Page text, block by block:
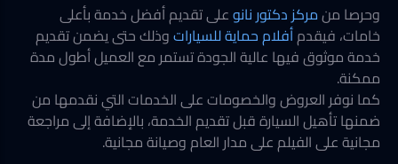
وحرصا منمركز دكتور نانوعلى تقديم أفضل خدمة بأعلى
خامات، فيقدمأفلام حماية للسياراتوذلك حتى يضمن تقديم
خدمة موثوق فيها عالية الجودة تستمر مع العميل أطول مدة
ممكنة.
كما نوفر العروض والخصومات على الخدمات التي نقدمها من
ضمنها تأهيل السيارة قبل تقديم الخدمة، بالإضافة إلى مراجعة
مجانية على الفيلم على مدار العام وصيانة مجانية.